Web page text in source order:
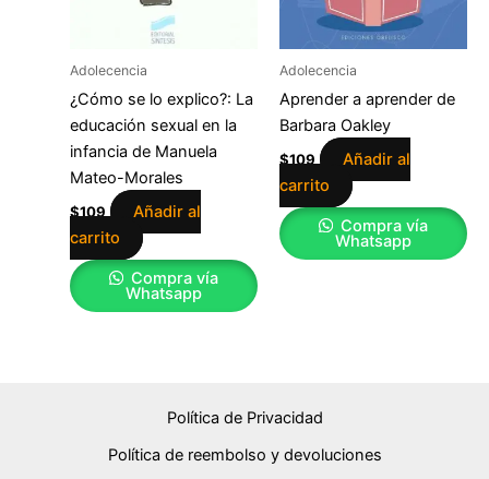
Adolecencia
¿Cómo se lo explico?: La
educación sexual en la
infancia de Manuela
Mateo-Morales
$109
Añadir al
carrito
Compra vía
Whatsapp
Adolecencia
Aprender a aprender de
Barbara Oakley
$109
Añadir al
carrito
Compra vía
Whatsapp
Política de Privacidad
Política de reembolso y devoluciones